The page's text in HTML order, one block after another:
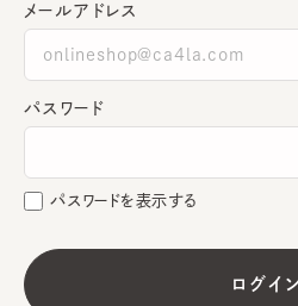
メールアドレス
パスワード
パスワードを表示する